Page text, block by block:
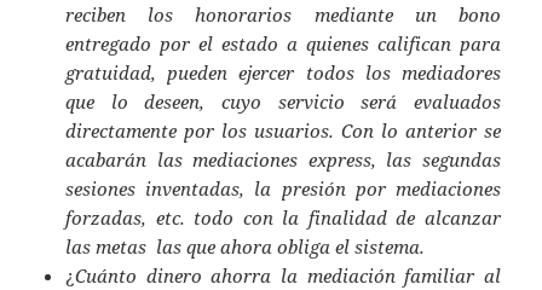
reciben los honorarios mediante un bono
entregado por el estado a quienes califican para
gratuidad, pueden ejercer todos los mediadores
que lo deseen, cuyo servicio será evaluados
directamente por los usuarios. Con lo anterior se
acabarán las mediaciones express, las segundas
sesiones inventadas, la presión por mediaciones
forzadas, etc. todo con la finalidad de alcanzar
las metas las que ahora obliga el sistema.
¿Cuánto dinero ahorra la mediación familiar al